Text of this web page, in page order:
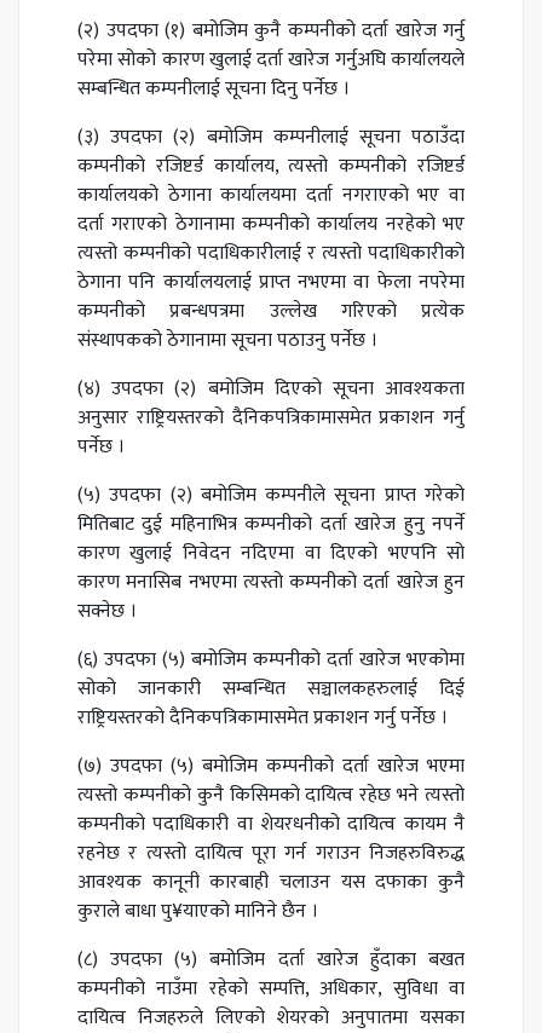
(२) उपदफा (१) बमोजिम कुनै कम्पनीको दर्ता खारेज गर्नु
परेमा सोको कारण खुलाई दर्ता खारेज गर्नुअघि कार्यालयले
सम्बन्धित कम्पनीलाई सूचना दिनु पर्नेछ ।
(३) उपदफा (२) बमोजिम कम्पनीलाई सूचना पठाउँदा
कम्पनीको रजिष्टर्ड कार्यालय, त्यस्तो कम्पनीको रजिष्टर्ड
कार्यालयको ठेगाना कार्यालयमा दर्ता नगराएको भए वा
दर्ता गराएको ठेगानामा कम्पनीको कार्यालय नरहेको भए
त्यस्तो कम्पनीको पदाधिकारीलाई र त्यस्तो पदाधिकारीको
ठेगाना पनि कार्यालयलाई प्राप्त नभएमा वा फेला नपरेमा
कम्पनीको प्रबन्धपत्रमा उल्लेख गरिएको प्रत्येक
संस्थापकको ठेगानामा सूचना पठाउनु पर्नेछ ।
(४) उपदफा (२) बमोजिम दिएको सूचना आवश्यकता
अनुसार राष्ट्रियस्तरको दैनिकपत्रिकामासमेत प्रकाशन गर्नु
पर्नेछ ।
(५) उपदफा (२) बमोजिम कम्पनीले सूचना प्राप्त गरेको
मितिबाट दुई महिनाभित्र कम्पनीको दर्ता खारेज हुनु नपर्ने
कारण खुलाई निवेदन नदिएमा वा दिएको भएपनि सो
कारण मनासिब नभएमा त्यस्तो कम्पनीको दर्ता खारेज हुन
सक्नेछ ।
(६) उपदफा (५) बमोजिम कम्पनीको दर्ता खारेज भएकोमा
सोको जानकारी सम्बन्धित सञ्चालकहरुलाई दिई
राष्ट्रियस्तरको दैनिकपत्रिकामासमेत प्रकाशन गर्नु पर्नेछ ।
(७) उपदफा (५) बमोजिम कम्पनीको दर्ता खारेज भएमा
त्यस्तो कम्पनीको कुनै किसिमको दायित्व रहेछ भने त्यस्तो
कम्पनीको पदाधिकारी वा शेयरधनीको दायित्व कायम नै
रहनेछ र त्यस्तो दायित्व पूरा गर्न गराउन निजहरुविरुद्ध
आवश्यक कानूनी कारबाही चलाउन यस दफाका कुनै
कुराले बाधा पु¥याएको मानिने छैन ।
(८) उपदफा (५) बमोजिम दर्ता खारेज हुँदाका बखत
कम्पनीको नाउँमा रहेको सम्पत्ति, अधिकार, सुविधा वा
दायित्व निजहरुले लिएको शेयरको अनुपातमा यसका